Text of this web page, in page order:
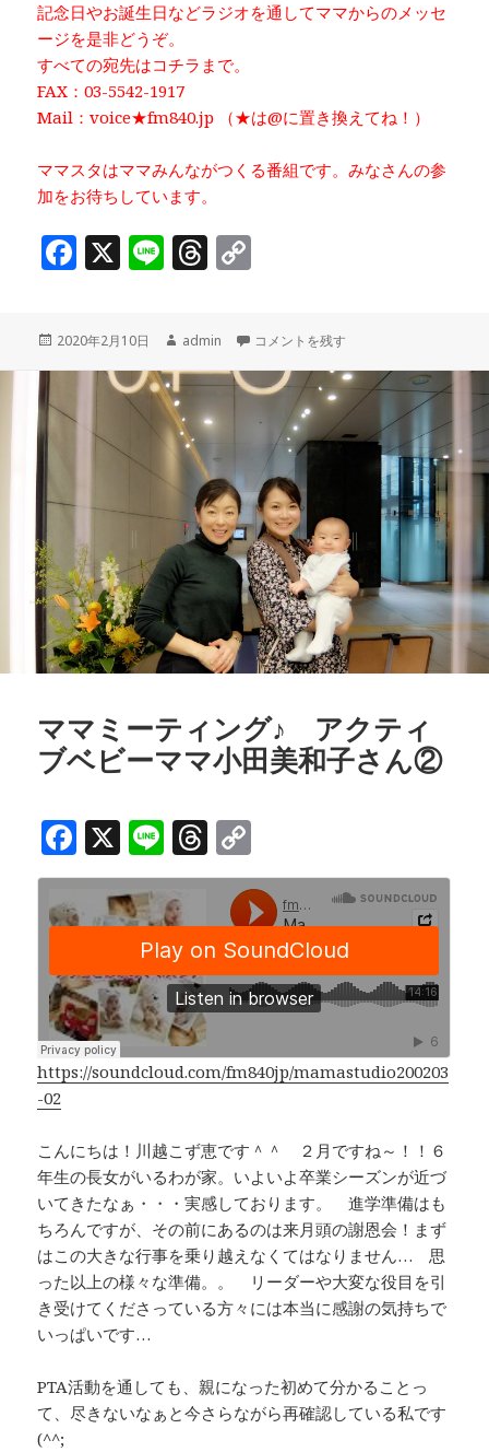
記念日やお誕生日などラジオを通してママからのメッセ
ージを是非どうぞ。
すべての宛先はコチラまで。
FAX：03-5542-1917
Mail：voice★fm840.jp （★は@に置き換えてね！）
ママスタはママみんながつくる番組です。みなさんの参
加をお待ちしています。
F
c
e
o
k
X Li
e
T
r
e
a
d
s
y
Li
n
k
投
2020年2月10日
作
者
admin 「中央区プリエールジュニアコーラス
コメントを残す
ママミーティング♪ アクティ
ブベビーママ小田美和子さん②
F
a
c
e
b
o
o
k
X Li
n
e
T
h
e
a
d
s
o
p
y
Li
n
k
https://soundcloud.com/fm840jp/mamastudio200203
-02
こんにちは！川越こず恵です＾＾ ２月ですね～！！６
年生の長女がいるわが家。いよいよ卒業シーズンが近づ
いてきたなぁ・・・実感しております。 進学準備はも
ちろんですが、その前にあるのは来月頭の謝恩会！まず
はこの大きな行事を乗り越えなくてはなりません… 思
った以上の様々な準備。。 リーダーや大変な役目を引
き受けてくださっている方々には本当に感謝の気持ちで
いっぱいです…
PTA活動を通しても、親になった初めて分かることっ
て、尽きないなぁと今さらながら再確認している私です
(^^;